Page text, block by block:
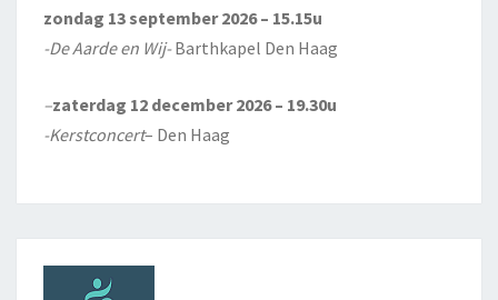
zondag 13 september 2026 – 15.15u
-De Aarde en Wij-Barthkapel Den Haag
–zaterdag 12 december 2026 – 19.30u
-Kerstconcert– Den Haag